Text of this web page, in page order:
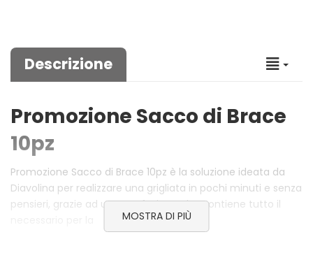
Descrizione
Promozione Sacco di Brace
10pz
Promozione Sacco di Brace 10pz è la soluzione ideata da
Diavolina per realizzare una grigliata in pochi minuti e senza
pensieri, grazie ad una confezione che contiene tutto il
MOSTRA DI PIÙ